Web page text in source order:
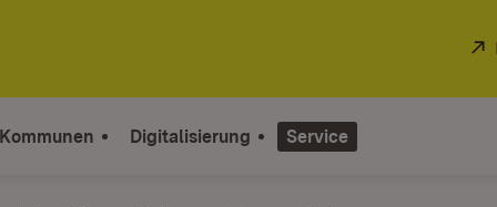
Digitalisierung Service